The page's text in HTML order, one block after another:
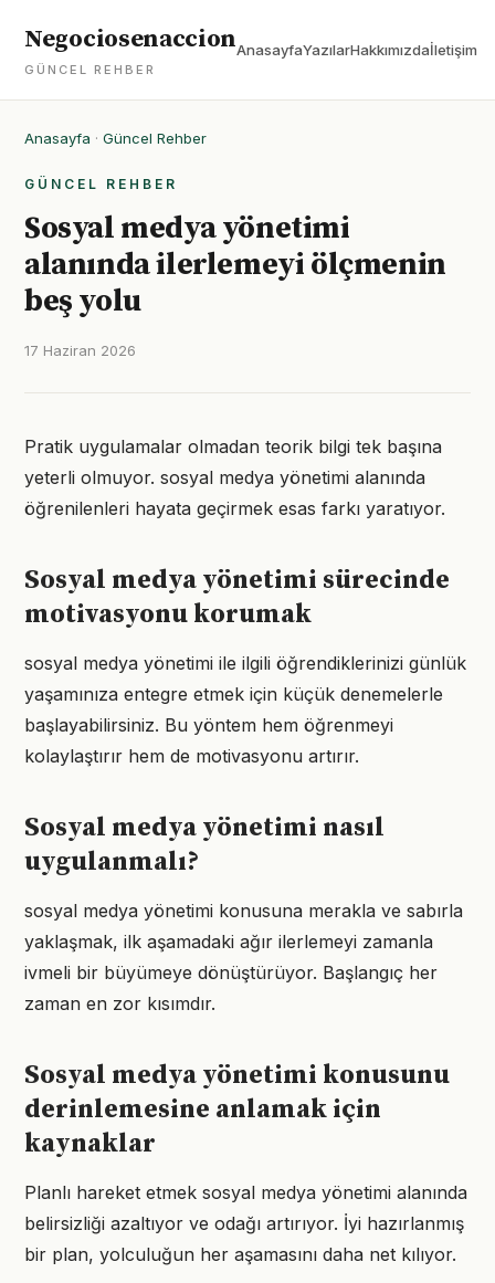
Negociosenaccion
GÜNCEL REHBER
AnasayfaYazılarHakkımızdaİletişim
Anasayfa · Güncel Rehber
GÜNCEL REHBER
Sosyal medya yönetimi
alanında ilerlemeyi ölçmenin
beş yolu
17 Haziran 2026
Pratik uygulamalar olmadan teorik bilgi tek başına
yeterli olmuyor. sosyal medya yönetimi alanında
öğrenilenleri hayata geçirmek esas farkı yaratıyor.
Sosyal medya yönetimi sürecinde
motivasyonu korumak
sosyal medya yönetimi ile ilgili öğrendiklerinizi günlük
yaşamınıza entegre etmek için küçük denemelerle
başlayabilirsiniz. Bu yöntem hem öğrenmeyi
kolaylaştırır hem de motivasyonu artırır.
Sosyal medya yönetimi nasıl
uygulanmalı?
sosyal medya yönetimi konusuna merakla ve sabırla
yaklaşmak, ilk aşamadaki ağır ilerlemeyi zamanla
ivmeli bir büyümeye dönüştürüyor. Başlangıç her
zaman en zor kısımdır.
Sosyal medya yönetimi konusunu
derinlemesine anlamak için
kaynaklar
Planlı hareket etmek sosyal medya yönetimi alanında
belirsizliği azaltıyor ve odağı artırıyor. İyi hazırlanmış
bir plan, yolculuğun her aşamasını daha net kılıyor.